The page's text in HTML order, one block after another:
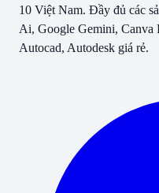
10 Việt Nam. Đầy đủ các
Ai, Google Gemini, Canva
Autocad, Autodesk giá rẻ.